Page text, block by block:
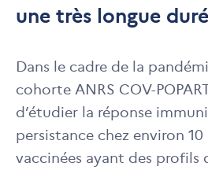
une très longue
Dans le cadre de la
cohorte ANRS COV-
d’étudier la réponse
persistance chez environ
vaccinées ayant des